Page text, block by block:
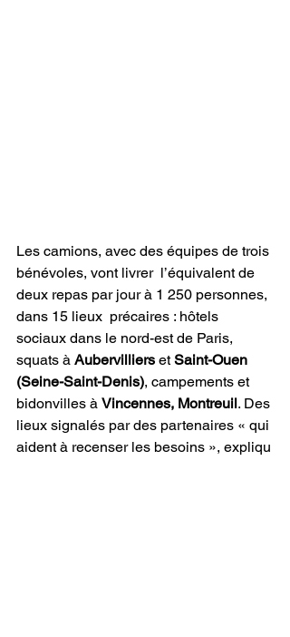
Les camions, avec des équipes de trois
bénévoles, vont livrer  l’équivalent de
deux repas par jour à 1 250 personnes,
dans 15 lieux  précaires : hôtels
sociaux dans le nord-est de Paris,
squats à Aubervilliers et Saint-Ouen
(Seine-Saint-Denis), campements et
bidonvilles à Vincennes, Montreuil. Des
lieux signalés par des partenaires « qui
aident à recenser les besoins », expliqu